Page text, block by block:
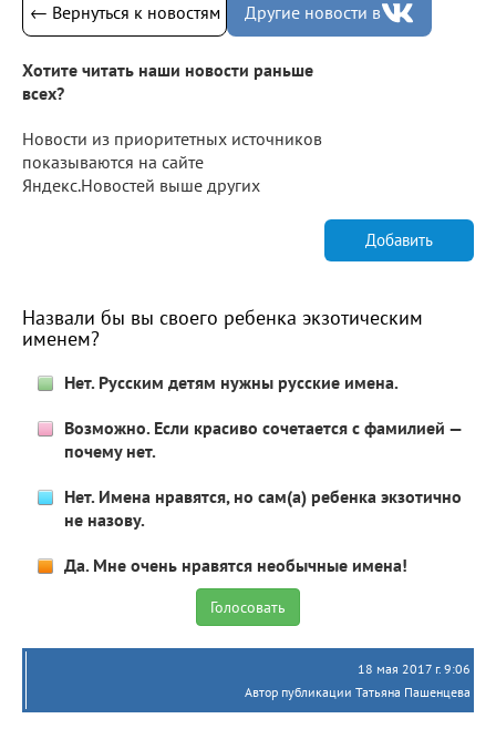
← Вернуться к новостям Другие новости в
Хотите читать наши новости раньше
всех?
Новости из приоритетных источников
показываются на сайте
Яндекс.Новостей выше других
Добавить
Назвали бы вы своего ребенка экзотическим
именем?
Нет. Русским детям нужны русские имена.
Возможно. Если красиво сочетается с фамилией —
почему нет.
Нет. Имена нравятся, но сам(а) ребенка экзотично
не назову.
Да. Мне очень нравятся необычные имена!
18 мая 2017 г. 9:06
Автор публикации Татьяна Пашенцева